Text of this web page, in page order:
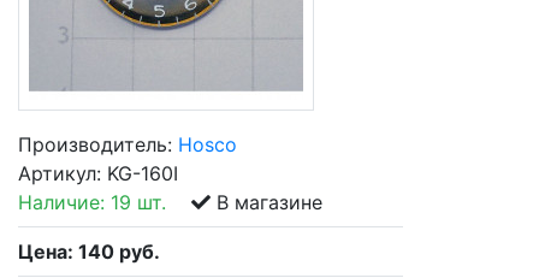
Производитель: Hosco
Артикул: KG-160I
Наличие: 19 шт. В магазине
Цена: 140 руб.